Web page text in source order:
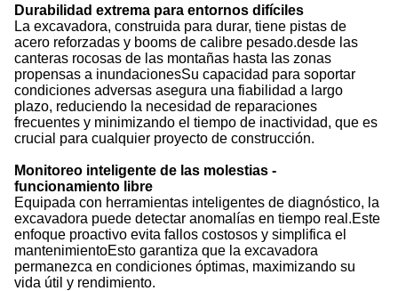
Durabilidad extrema para entornos difíciles
La excavadora, construida para durar, tiene pistas de
acero reforzadas y booms de calibre pesado.desde las
canteras rocosas de las montañas hasta las zonas
propensas a inundacionesSu capacidad para soportar
condiciones adversas asegura una fiabilidad a largo
plazo, reduciendo la necesidad de reparaciones
frecuentes y minimizando el tiempo de inactividad, que es
crucial para cualquier proyecto de construcción.
Monitoreo inteligente de las molestias -
funcionamiento libre
Equipada con herramientas inteligentes de diagnóstico, la
excavadora puede detectar anomalías en tiempo real.Este
enfoque proactivo evita fallos costosos y simplifica el
mantenimientoEsto garantiza que la excavadora
permanezca en condiciones óptimas, maximizando su
vida útil y rendimiento.